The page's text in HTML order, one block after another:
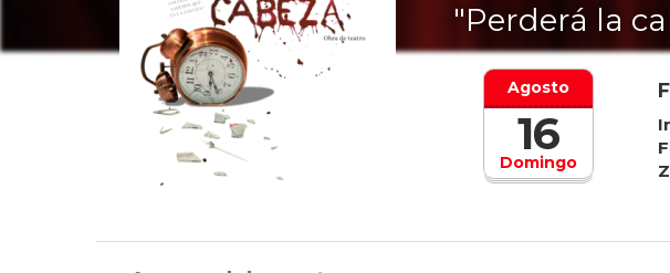
"Perderá la
Domingo
Agosto
16